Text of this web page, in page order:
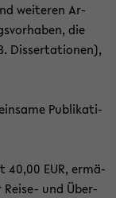
wei­te­ren Ar­
die
Dis­ser­ta­tio­nen),
Pu­bli­ka­ti­
40,00 EUR, er­mä­
Reise-​ und Über­